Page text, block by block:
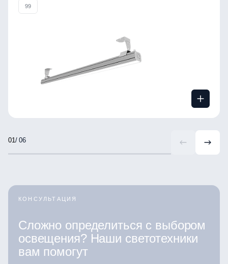
99
/ 06
КОНСУЛЬТАЦИЯ
Сложно определиться с выбором
освещения? Наши светотехники
вам помогут